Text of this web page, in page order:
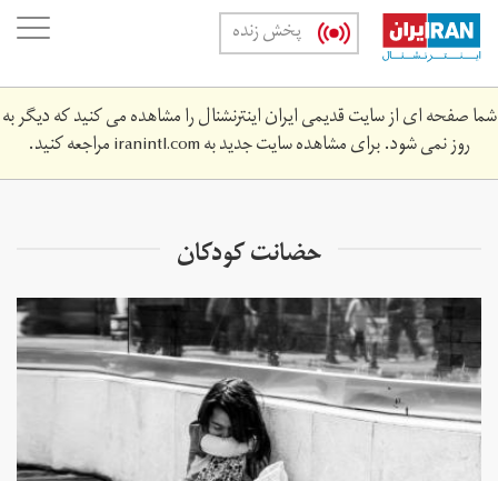
Skip
main
content
پخش زنده
شما صفحه ای از سایت قدیمی ایران اینترنشنال را مشاهده می کنید که دیگر به
روز نمی شود. برای مشاهده سایت جدید بهiranintl.comمراجعه کنید.
حضانت کودکان